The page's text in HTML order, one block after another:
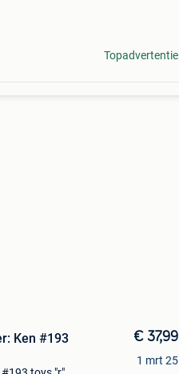
Topadvertentie
Ken #193
€ 37,99
1 mrt 25